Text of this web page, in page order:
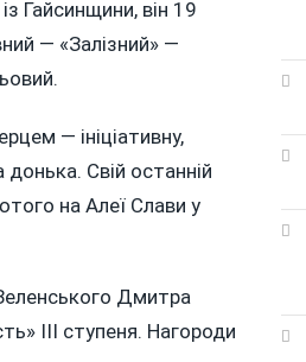
Гайсинщини, він 19
— «Залізний» —
— ініціативну,
Свій останній
на Алеї Слави у
Дмитра
ІІІ ступеня. Нагороди